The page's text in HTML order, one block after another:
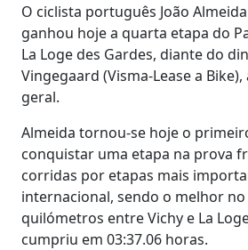
O ciclista português João
ganhou hoje a quarta etapa do
La Loge des Gardes, diante do
Vingegaard (Visma-Lease a
geral.
Almeida tornou-se hoje o
conquistar uma etapa na prova
corridas por etapas mais
internacional, sendo o melhor
quilómetros entre Vichy e La
cumpriu em 03:37.06 horas.